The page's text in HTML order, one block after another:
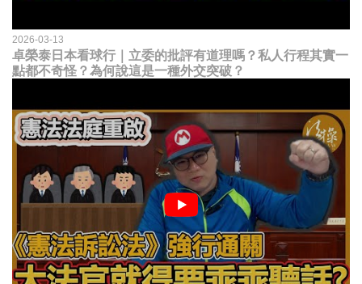
2026-03-13
卓榮泰日本看球行｜立委的批評有道理嗎？私人行程其實一
點都不奇怪？為何說這是一種外交突破？